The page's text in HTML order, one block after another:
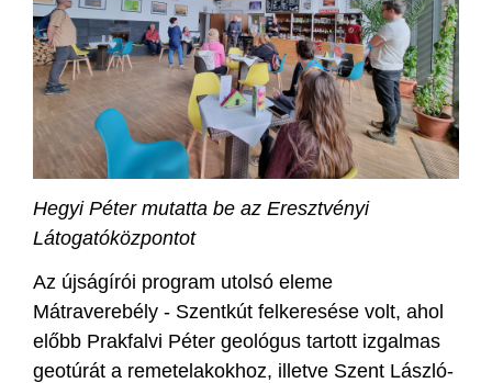
Hegyi Péter mutatta be az Eresztvényi
Látogatóközpontot
Az újságírói program utolsó eleme
Mátraverebély - Szentkút felkeresése volt, ahol
előbb Prakfalvi Péter geológus tartott izgalmas
geotúrát a remetelakokhoz, illetve Szent László-